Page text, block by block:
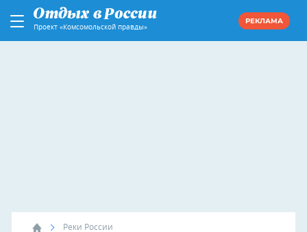
Проект «Комсомольской правды»
РЕКЛАМА
Реки России